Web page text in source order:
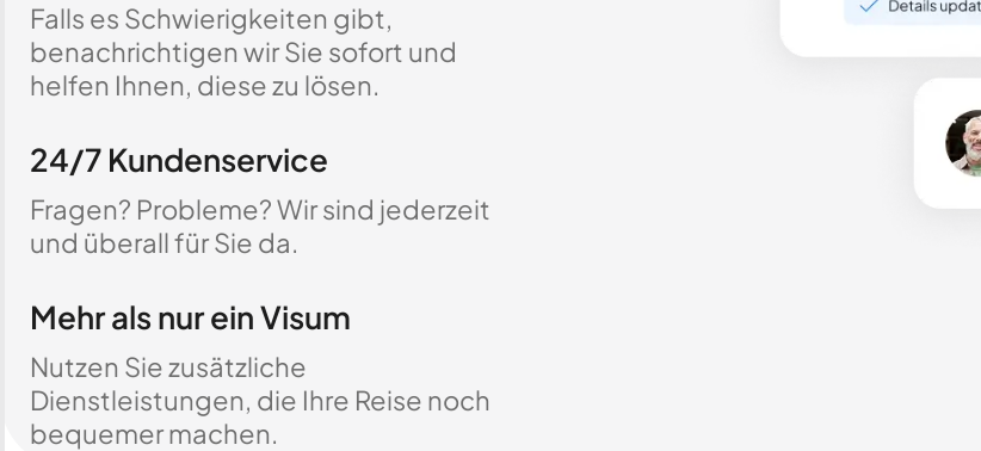
Falls es Schwierigkeiten gibt,
benachrichtigen wir Sie sofort und
helfen Ihnen, diese zu lösen.
24/7 Kundenservice
Fragen? Probleme? Wir sind jederzeit
und überall für Sie da.
Mehr als nur ein Visum
Nutzen Sie zusätzliche
Dienstleistungen, die Ihre Reise noch
bequemer machen.